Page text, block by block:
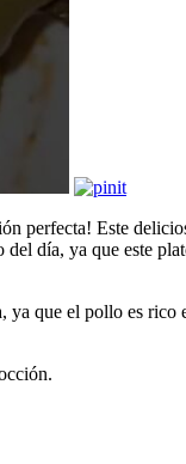
perfecta! Este
día, ya que este
que el pollo es